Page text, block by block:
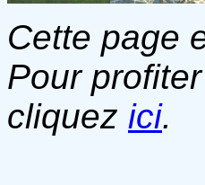
Cette page
Pour
cliquez ici.